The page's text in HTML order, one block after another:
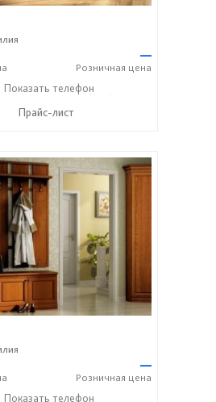
—
Розничная цена
52-42 ☎+7 (928) 158-33-84
Показать телефон
Прайс-лист
—
Розничная цена
52-42 ☎+7 (928) 158-33-84
Показать телефон